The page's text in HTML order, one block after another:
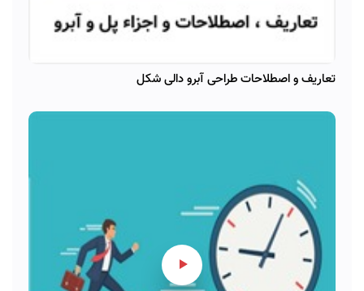
تعاریف و اصطلاحات طراحی آبرو دالی شکل